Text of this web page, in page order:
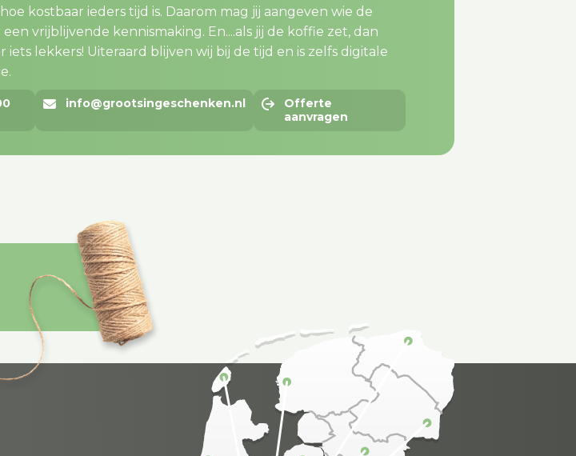
kostbaar ieders tijd is. Daarom mag jij aangeven wie de
vrijblijvende kennismaking. En....als jij de koffie zet, dan
iets lekkers! Uiteraard blijven wij bij de tijd en is zelfs digitale
info@grootsingeschenken.nl
Offerte
aanvragen